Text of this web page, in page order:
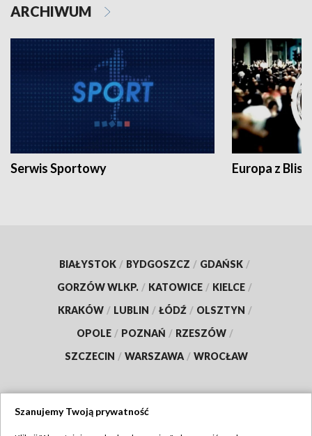
ARCHIWUM
Serwis Sportowy Europa z
BIAŁYSTOK / BYDGOSZCZ / GDAŃSK /
GORZÓW WLKP. / KATOWICE / KIELCE /
KRAKÓW / LUBLIN / ŁÓDŹ / OLSZTYN /
OPOLE / POZNAŃ / RZESZÓW /
SZCZECIN / WARSZAWA / WROCŁAW
Szanujemy Twoją prywatność